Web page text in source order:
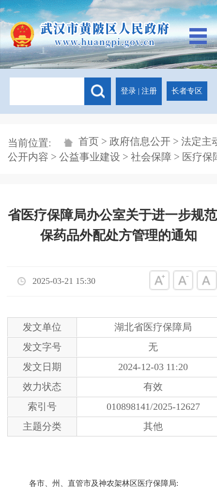
登录 | 注册 长者专区
当前位置: 首页 > 政府信息公开 > 法定主
公开内容 > 公益事业建设 > 社会保障> 医疗保
省医疗保障局办公室关于进一步规
保药品外配处方管理的通知
2025-03-21 15:30
发文单位
湖北省医疗保障局
发文字号
无
发文日期
2024-12-03 11:20
效力状态
有效
索引号
010898141/2025-12627
主题分类
其他
各市、州、直管市及神农架林区医疗保障局: